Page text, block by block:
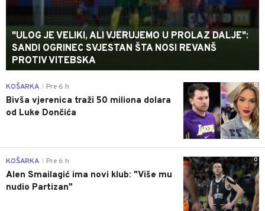
"ULOG JE VELIKI, ALI VJERUJEMO U PROLAZ DALJE":
SANDI OGRINEC SVJESTAN ŠTA NOSI REVANŠ
PROTIV VITEBSKA
0
KOŠARKA Pre 6 h
Bivša vjerenica traži 50 miliona dolara
od Luke Dončića
0
KOŠARKA Pre 6 h
Alen Smailagić ima novi klub: "Više mu
nudio Partizan"